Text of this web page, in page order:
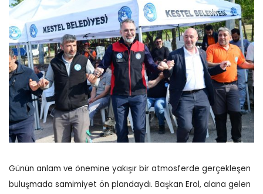
Günün anlam ve önemine yakışır bir atmosferde gerçekleşen
buluşmada samimiyet ön plandaydı. Başkan Erol, alana gelen